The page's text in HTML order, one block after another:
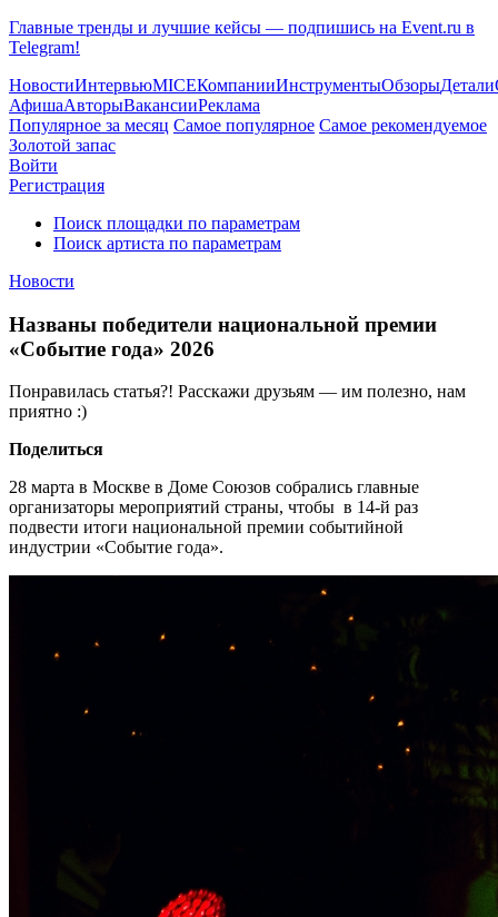
Главные тренды и лучшие кейсы — подпишись на Event.ru в
Telegram!
НовостиИнтервьюMICEКомпанииИнструментыОбзорыДетали
АфишаАвторыВакансииРеклама
Популярное за месяц Самое популярное Самое рекомендуемое
Золотой запас
Войти
Регистрация
Поиск площадки по параметрам
Поиск артиста по параметрам
Новости
Названы победители национальной премии
«Событие года» 2026
Понравилась статья?! Расскажи друзьям — им полезно, нам
приятно :)
Поделиться
28 марта в Москве в Доме Союзов собрались главные
организаторы мероприятий страны, чтобы в 14-й раз
подвести итоги национальной премии событийной
индустрии «Событие года».